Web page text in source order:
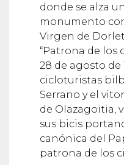
donde se alza
monumento
Virgen de
“Patrona de los
28 de agosto de
cicloturistas
Serrano y el
de Olazagoitia,
sus bicis
canónica del
patrona de los